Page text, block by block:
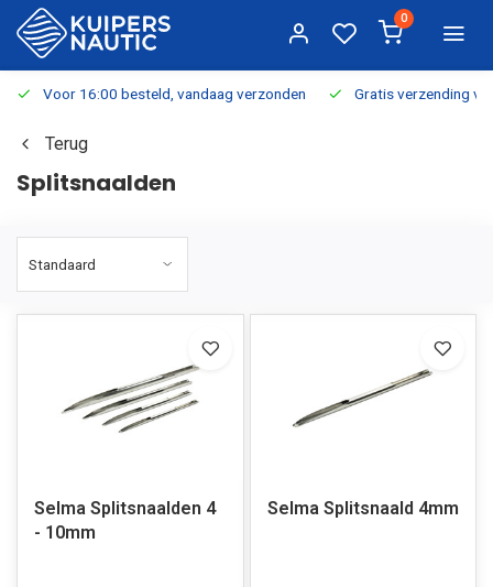
0
Voor 16:00 besteld, vandaag verzonden Gratis verzending
Terug
Splitsnaalden
Selma Splitsnaalden 4
- 10mm
Selma Splitsnaald 4mm